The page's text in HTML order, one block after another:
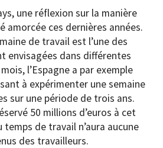
une réflexion sur la manière
amorcée ces dernières années.
de travail est l’une des
envisagées dans différentes
l’Espagne a par exemple
à expérimenter une semaine
sur une période de trois ans.
50 millions d’euros à cet
de travail n’aura aucune
des travailleurs.